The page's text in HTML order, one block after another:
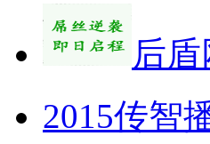
后
2015传智